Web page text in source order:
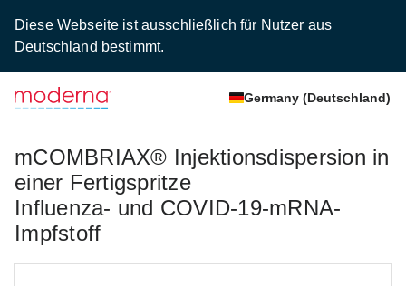
Diese Webseite ist ausschließlich für Nutzer aus
Deutschland bestimmt.
Germany (Deutschland)
mCOMBRIAX® Injektionsdispersion in
einer Fertigspritze
Influenza- und COVID-19-mRNA-
Impfstoff